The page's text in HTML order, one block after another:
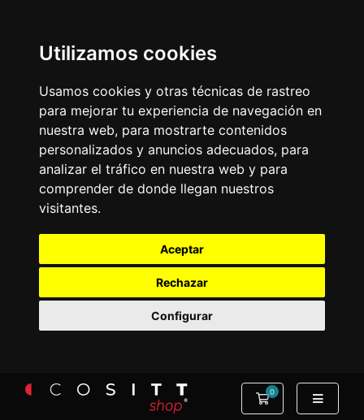
Utilizamos cookies
Usamos cookies y otras técnicas de rastreo
para mejorar tu experiencia de navegación en
nuestra web, para mostrarte contenidos
personalizados y anuncios adecuados, para
analizar el tráfico en nuestra web y para
comprender de donde llegan nuestros
visitantes.
Aceptar
Rechazar
Configurar
0
Carro de Pedidos